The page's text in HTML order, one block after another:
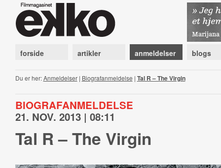
forside artikler anmeldelser blogs
Du er her:Anmeldelser| Biografanmeldelse | Tal R – The Virgin
BIOGRAFANMELDELSE
21. NOV. 2013 | 08:11
Tal R – The Virgin